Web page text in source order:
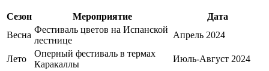
Сезон Мероприятие
Дата
Весна
Фестиваль цветов на Испанской
лестнице
Апрель 2024
Лето
Оперный фестиваль в термах
Каракаллы
Июль-Август 2024